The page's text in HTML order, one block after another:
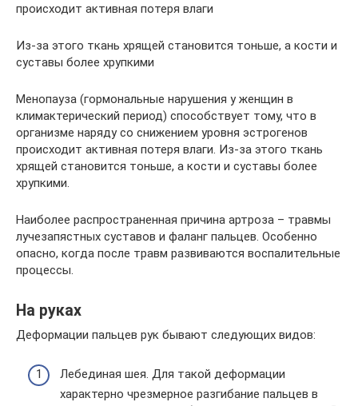
происходит активная потеря влаги
Из-за этого ткань хрящей становится тоньше, а кости и
суставы более хрупкими
Менопауза (гормональные нарушения у женщин в
климактерический период) способствует тому, что в
организме наряду со снижением уровня эстрогенов
происходит активная потеря влаги. Из-за этого ткань
хрящей становится тоньше, а кости и суставы более
хрупкими.
Наиболее распространенная причина артроза – травмы
лучезапястных суставов и фаланг пальцев. Особенно
опасно, когда после травм развиваются воспалительные
процессы.
На руках
Деформации пальцев рук бывают следующих видов:
Лебединая шея. Для такой деформации
характерно чрезмерное разгибание пальцев в